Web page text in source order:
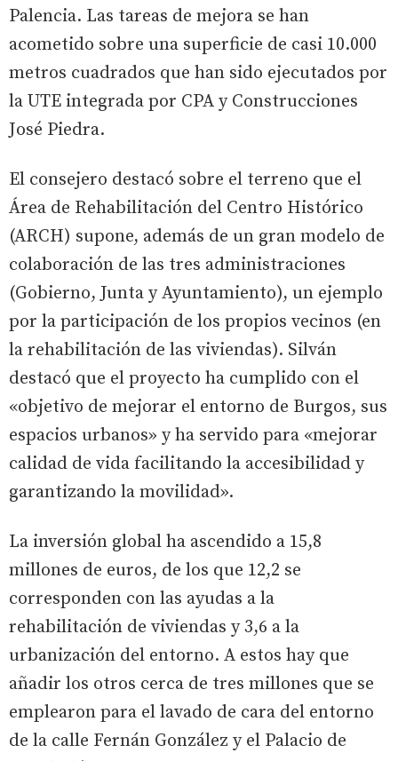
Palencia. Las tareas de mejora se han
acometido sobre una superficie de casi 10.000
metros cuadrados que han sido ejecutados por
la UTE integrada por CPA y Construcciones
José Piedra.
El consejero destacó sobre el terreno que el
Área de Rehabilitación del Centro Histórico
(ARCH) supone, además de un gran modelo de
colaboración de las tres administraciones
(Gobierno, Junta y Ayuntamiento), un ejemplo
por la participación de los propios vecinos (en
la rehabilitación de las viviendas). Silván
destacó que el proyecto ha cumplido con el
«objetivo de mejorar el entorno de Burgos, sus
espacios urbanos» y ha servido para «mejorar
calidad de vida facilitando la accesibilidad y
garantizando la movilidad».
La inversión global ha ascendido a 15,8
millones de euros, de los que 12,2 se
corresponden con las ayudas a la
rehabilitación de viviendas y 3,6 a la
urbanización del entorno. A estos hay que
añadir los otros cerca de tres millones que se
emplearon para el lavado de cara del entorno
de la calle Fernán González y el Palacio de